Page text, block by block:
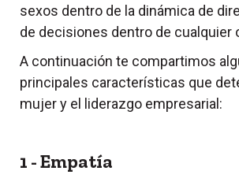
sexos dentro de la dinámica de
de decisiones dentro de cualquier
A continuación te compartimos
principales características que
mujer y el liderazgo empresarial:
1 - Empatía